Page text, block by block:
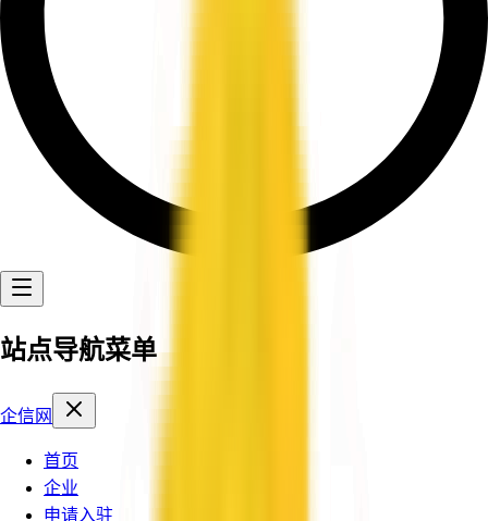
站点导航菜单
企信网
首页
企业
申请入驻